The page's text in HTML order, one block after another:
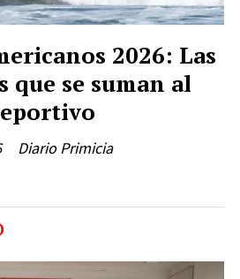
2026: Las
que se suman al
Diario Primicia